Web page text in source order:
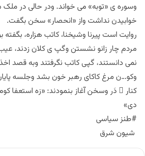
وسوره ی «توبه» می خواند. ودر حالی در ملک
خوابیدن نداشت واز «انحصار» سخن بگفت.
روایت است پیرنا وشیخنا، کاتب هزاره، بگفته
مردم چار زانو نشستن وگپ ی کلان زدند،
نمی دانستند، گپی کاتب نگرفتند وبه قصد
وکو…ن مرغ کاکای رهبر خون بشد وجلسه
کنار ِ دَر وسخن آغاز بنمودند: «زه استعفا
دی»
#طنز سیاسی
شیون شرق